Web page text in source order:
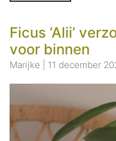
Ficus ‘Alii’
voor binnen
Marijke 11 december